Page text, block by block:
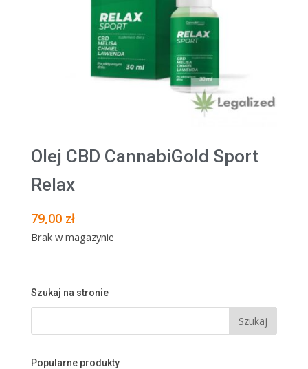
Olej CBD CannabiGold Sport
Relax
79,00 zł
Brak w magazynie
Szukaj na stronie
Popularne produkty